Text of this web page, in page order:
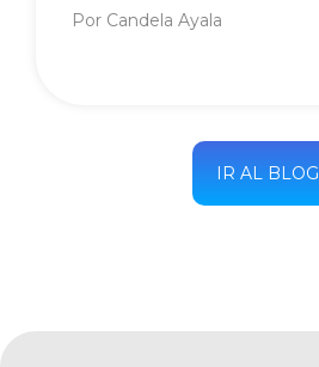
Por Candela Ayala
IR AL BLOG